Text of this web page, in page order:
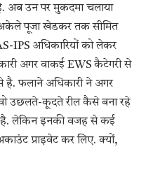
अब उन पर मुकदमा चलाया
पूजा खेडकर तक सीमित
IPS अधिकारियों को लेकर
अगर वाकई EWS कैटेगरी से
है. फलाने अधिकारी ने अगर
उछलते-कूदते रील कैसे बना रहे
है. लेकिन इनकी वजह से कई
प्राइवेट कर लिए. क्यों,